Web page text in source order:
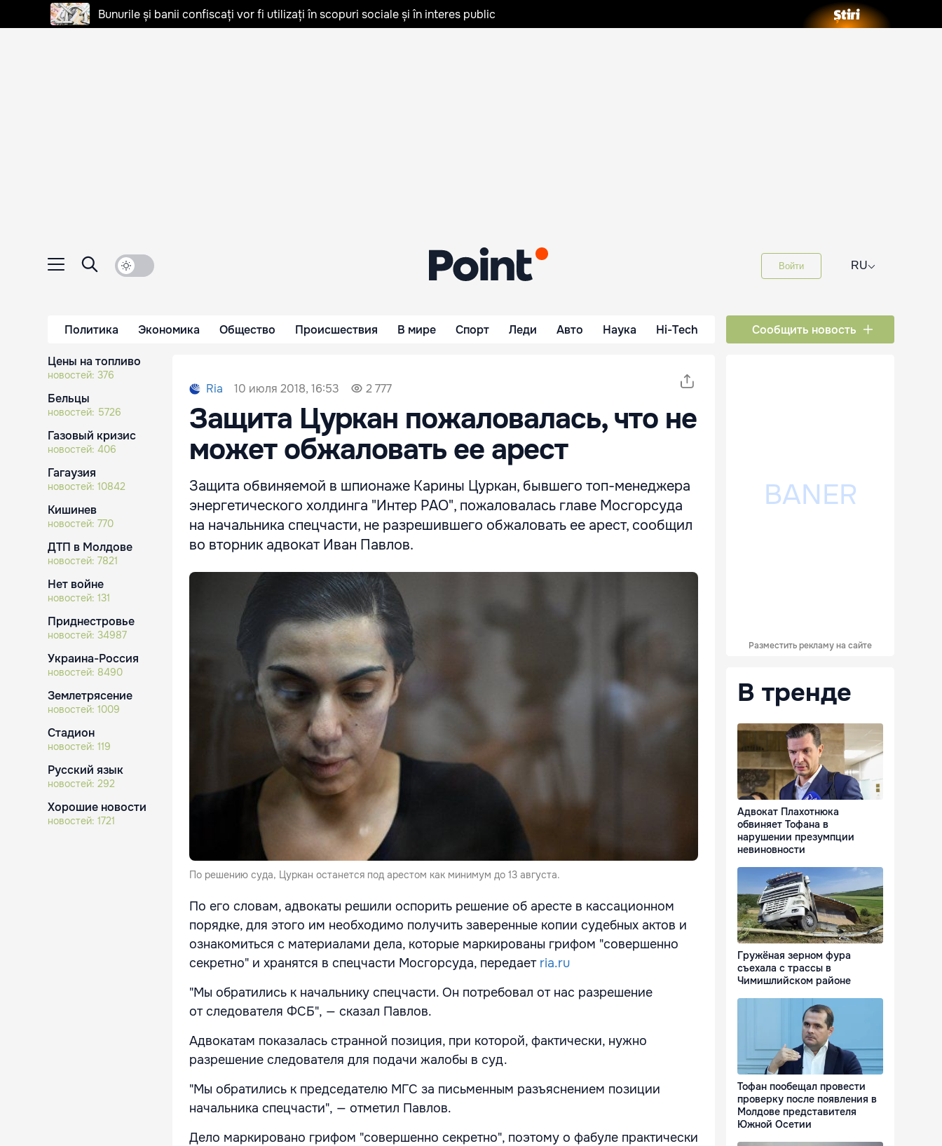
Bunurile și banii confiscați vor fi utilizați în scopuri sociale și în interes public
Войти RU⌵
Политика Экономика Общество Происшествия В мире Спорт Леди Авто Наука Hi-Tech Сообщить новость
Цены на топливо
новостей: 376
Бельцы
новостей: 5726
Газовый кризис
новостей: 406
Гагаузия
новостей: 10842
Кишинев
новостей: 770
ДТП в Молдове
новостей: 7821
Нет войне
новостей: 131
Приднестровье
новостей: 34987
Украина-Россия
новостей: 8490
Землетрясение
новостей: 1009
Стадион
новостей: 119
Русский язык
новостей: 292
Хорошие новости
новостей: 1721
Ria 10 июля 2018, 16:53 2 777
Защита Цуркан пожаловалась, что не
может обжаловать ее арест
Защита обвиняемой в шпионаже Карины Цуркан, бывшего топ-менеджера
энергетического холдинга "Интер РАО", пожаловалась главе Мосгорсуда
на начальника спецчасти, не разрешившего обжаловать ее арест, сообщил
во вторник адвокат Иван Павлов.
По решению суда, Цуркан останется под арестом как минимум до 13 августа.
По его словам, адвокаты решили оспорить решение об аресте в кассационном
порядке, для этого им необходимо получить заверенные копии судебных актов и
ознакомиться с материалами дела, которые маркированы грифом "совершенно
секретно" и хранятся в спецчасти Мосгорсуда, передает ria.ru
"Мы обратились к начальнику спецчасти. Он потребовал от нас разрешение
от следователя ФСБ", — сказал Павлов.
Адвокатам показалась странной позиция, при которой, фактически, нужно
разрешение следователя для подачи жалобы в суд.
"Мы обратились к председателю МГС за письменным разъяснением позиции
начальника спецчасти", — отметил Павлов.
Дело маркировано грифом "совершенно секретно", поэтому о фабуле практически
Разместить рекламу на сайте
В тренде
Адвокат Плахотнюка
обвиняет Тофана в
нарушении презумпции
невиновности
Гружёная зерном фура
съехала с трассы в
Чимишлийском районе
Тофан пообещал провести
проверку после появления в
Молдове представителя
Южной Осетии